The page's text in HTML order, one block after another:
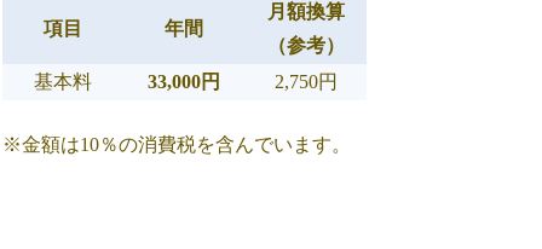
項目 年間
月額換算
（参考）
基本料
33,000円 2,750円
※金額は10％の消費税を含んでいます。